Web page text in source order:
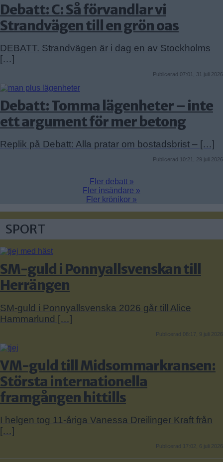
Debatt: C: Så förvandlar vi
Strandvägen till en grön oas
DEBATT. Strandvägen är i dag en av Stockholms
[…]
Publicerad 07:01, 31 juli 2026
Debatt: Tomma lägenheter – inte
ett argument för mer betong
Replik på Debatt: Alla pratar om bostadsbrist – […]
Publicerad 10:21, 29 juli 2026
Fler debatt »
Fler insändare »
Fler krönikor »
SPORT
SM-guld i Ponnyallsvenskan till
Herrängen
SM-guld i Ponnyallsvenska 2026 går till Alice
Hammarlund […]
Publicerad 08:17, 9 juli 2026
VM-guld till Midsommarkransen:
Största internationella
framgången hittills
I helgen tog 11-åriga Vanessa Dreilinger Kraft från
[…]
Publicerad 17:02, 6 juli 2026